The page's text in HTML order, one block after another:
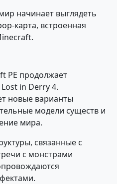
начинает выглядеть
карта, встроенная
PE продолжает
in Derry 4.
новые варианты
модели существ и
мира.
связанные с
с монстрами